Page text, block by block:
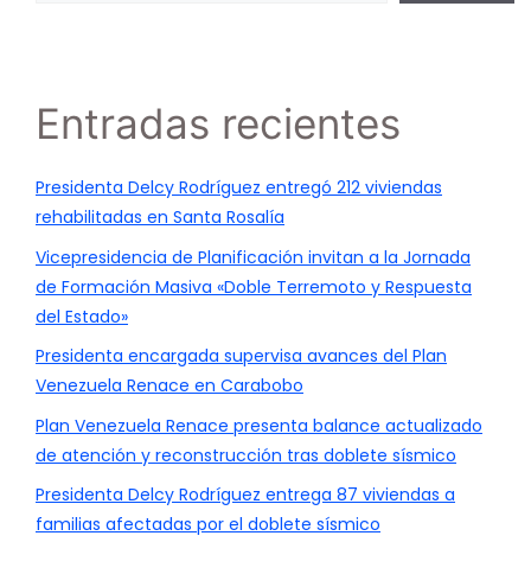
Entradas recientes
Presidenta Delcy Rodríguez entregó 212 viviendas
rehabilitadas en Santa Rosalía
Vicepresidencia de Planificación invitan a la Jornada
de Formación Masiva «Doble Terremoto y Respuesta
del Estado»
Presidenta encargada supervisa avances del Plan
Venezuela Renace en Carabobo
Plan Venezuela Renace presenta balance actualizado
de atención y reconstrucción tras doblete sísmico
Presidenta Delcy Rodríguez entrega 87 viviendas a
familias afectadas por el doblete sísmico